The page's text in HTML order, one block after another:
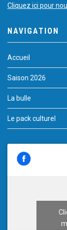
Cliquez ici pour
NAVIGATION
Accueil
Saison 2026
La bulle
Le pack culturel